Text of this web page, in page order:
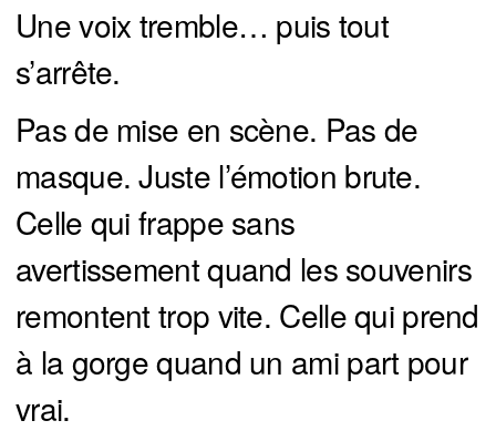
Une voix tremble… puis tout
s’arrête.
Pas de mise en scène. Pas de
masque. Juste l’émotion brute.
Celle qui frappe sans
avertissement quand les souvenirs
remontent trop vite. Celle qui prend
à la gorge quand un ami part pour
vrai.